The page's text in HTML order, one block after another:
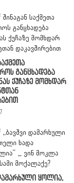
განცხადება
ქუჩაზე მომხდარ
ყოლია,